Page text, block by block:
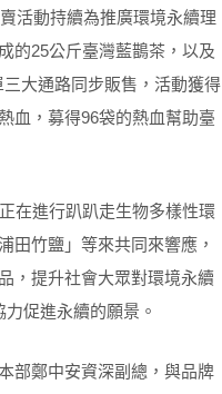
活動持續為推廣環境永續理
的25公斤臺灣藍鵲茶，以及
大通路同步販售，活動獲得
血，募得96袋的熱血幫助臺
在進行趴趴走生物多樣性環
田竹鹽」等來共同來響應，
，提升社會大眾對環境永續
促進永續的願景。
部鄭中安資深副總，與品牌